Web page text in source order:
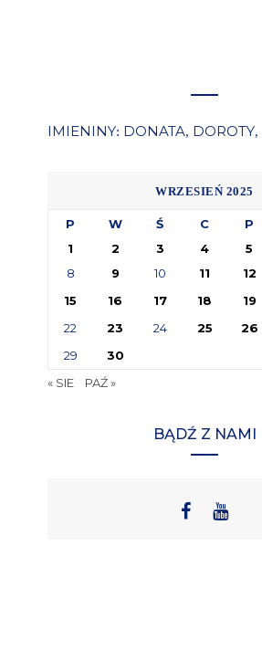
IMIENINY: DONATA, DOROTY,
WRZESIEŃ 2025
P W Ś C P
1
2 3 4 5
8
9 10 11 12
15
16 17 18 19
22
23 24 25 26
29
30
« SIE
PAŹ »
BĄDŹ Z NAMI